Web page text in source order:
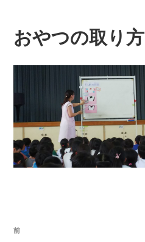
おやつの取り方
投
前
前